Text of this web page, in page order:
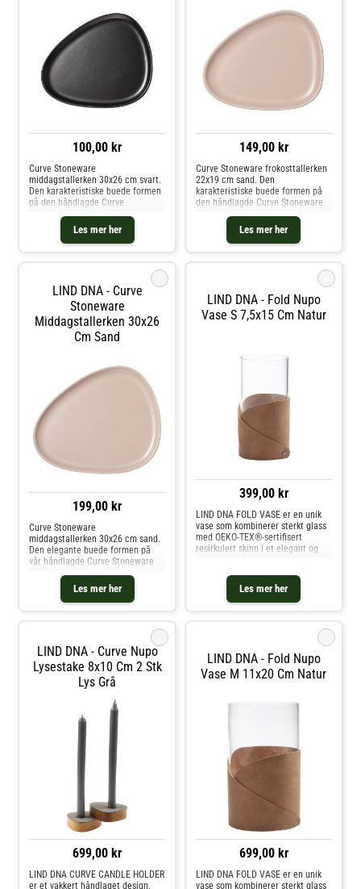
100,00 kr
Les mer her
Curve Stoneware
middagstallerken 30x26 cm svart.
Den karakteristiske buede formen
på den håndlagde Curve
deg muligheten til å leke enda
mer med borddekkingen din ved å
tilføye en ny dimensjon av kurver.
149,00 kr
Les mer her
Curve Stoneware frokosttallerken
22x19 cm sand. Den
karakteristiske buede formen på
den håndlagde Curve Stoneware
muligheten til å leke enda mer
med borddekkingen din ved å
tilføye en ny dimensjon av kurver.
LIND DNA - Curve
Stoneware
Middagstallerken 30x26
Cm Sand
199,00 kr
Les mer her
Curve Stoneware
middagstallerken 30x26 cm sand.
Den elegante buede formen på
vår håndlagde Curve Stoneware
middagstallerken gir deg
muligheten til å tilføre en ekstra
dimensjon av kurver til
borddekkingen din. Ved å
LIND DNA - Fold Nupo
Vase S 7,5x15 Cm Natur
399,00 kr
Les mer her
LIND DNA FOLD VASE er en unik
vase som kombinerer sterkt glass
med OEKO-TEX®-sertifisert
resirkulert skinn i et elegant og
brettet rundt glasset, noe som
skaper et lett og stilrent
utseende. FOLD
LIND DNA - Curve Nupo
Lysestake 8x10 Cm 2 Stk
Lys Grå
699,00 kr
LIND DNA CURVE CANDLE HOLDER
er et vakkert håndlaget design,
LIND DNA - Fold Nupo
Vase M 11x20 Cm Natur
699,00 kr
LIND DNA FOLD VASE er en unik
vase som kombinerer sterkt glass